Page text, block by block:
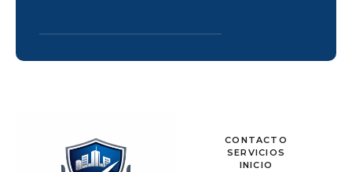
CONTACTO
SERVICIOS
INICIO